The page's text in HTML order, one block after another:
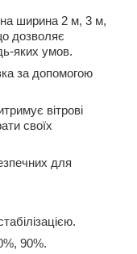
ширина 2 м, 3 м,
дозволяє
яких умов.
за допомогою
вітрові
своїх
для
90%.